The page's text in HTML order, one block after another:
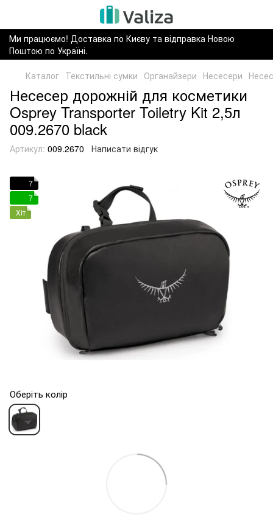
Ми працюємо! Доставка по Києву та відправка Новою
Поштою по Україні.
Каталог Текстильні сумки Органайзери Несесери
Несесер дорожній для косметики
Osprey Transporter Toiletry Kit 2,5л
009.2670 black
Артикул: 009.2670 Написати відгук
7
7
Хіт
Оберіть колір